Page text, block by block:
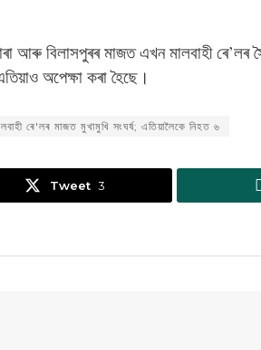
আৰু বিলাসপুৰৰ মাজত এখন মালবাহী ৰে’লৰ
অপেক্ষা কৰা হৈছে।
ৰে'লৰ মাজত মুখামুখি সংঘৰ্ষ; এতিয়ালৈকে নিহত ৬
Tweet 3